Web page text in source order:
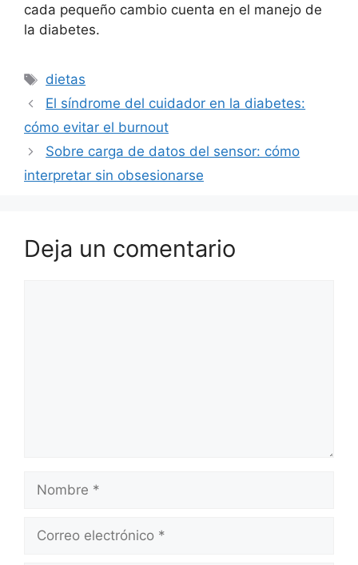
cada pequeño cambio cuenta en el manejo de
la diabetes.
Etiquetas
dietas
El síndrome del cuidador en la diabetes:
cómo evitar el burnout
Sobre carga de datos del sensor: cómo
interpretar sin obsesionarse
Deja un comentario
Nombre
Correo